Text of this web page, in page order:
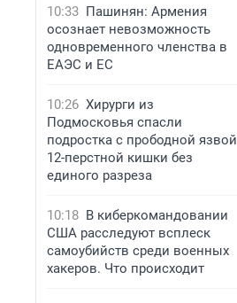
10:33 Пашинян: Армения
осознает невозможность
одновременного членства в
ЕАЭС и ЕС
10:26 Хирурги из
Подмосковья спасли
подростка с прободной язвой
12-перстной кишки без
единого разреза
10:18 В киберкомандовании
США расследуют всплеск
самоубийств среди военных
хакеров. Что происходит